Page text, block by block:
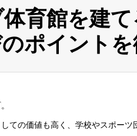
育館を建
ポイント
ての価値も高く、学校やスポー